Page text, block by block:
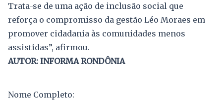
Trata-se de uma ação de inclusão social que
reforça o compromisso da gestão Léo Moraes em
promover cidadania às comunidades menos
assistidas”, afirmou.
AUTOR: INFORMA RONDÔNIA
Nome Completo: